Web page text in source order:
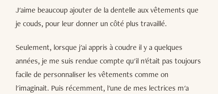
J'aime beaucoup ajouter de la dentelle aux vêtements que
je couds, pour leur donner un côté plus travaillé.
Seulement, lorsque j'ai appris à coudre il y a quelques
années, je me suis rendue compte qu'il n'était pas toujours
facile de personnaliser les vêtements comme on
l'imaginait. Puis récemment, l'une de mes lectrices m'a